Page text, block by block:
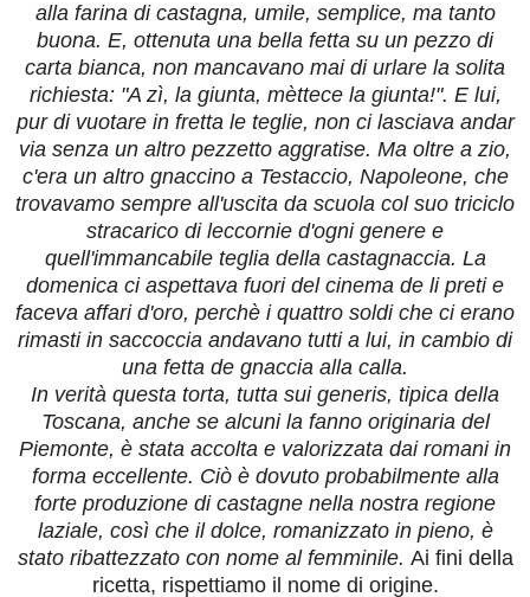
alla farina di castagna, umile, semplice, ma tanto
buona. E, ottenuta una bella fetta su un pezzo di
carta bianca, non mancavano mai di urlare la solita
richiesta: "A zì, la giunta, mèttece la giunta!". E lui,
pur di vuotare in fretta le teglie, non ci lasciava andar
via senza un altro pezzetto aggratise. Ma oltre a zio,
c'era un altro gnaccinoa Testaccio, Napoleone, che
trovavamo sempre all'uscita da scuola col suo triciclo
stracarico di leccornie d'ogni genere e
quell'immancabile teglia della castagnaccia. La
domenica ci aspettava fuori del cinema de li preti e
faceva affari d'oro, perchè i quattro soldi che ci erano
rimasti in saccoccia andavano tutti a lui, in cambio di
una fetta de gnaccia alla calla.
In verità questa torta, tutta sui generis, tipica della
Toscana, anche se alcuni la fanno originaria del
Piemonte, è stata accolta e valorizzata dai romani in
forma eccellente. Ciò è dovuto probabilmente alla
forte produzione di castagne nella nostra regione
laziale, così che il dolce, romanizzato in pieno, è
stato ribattezzato con nome al femminile. Ai fini della
ricetta, rispettiamo il nome di origine.